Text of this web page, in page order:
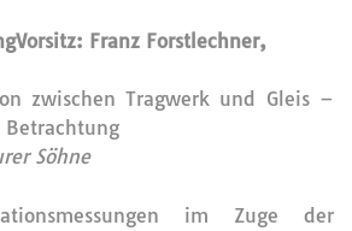
Vorsitz: Franz Forstlechner,
zwischen Tragwerk und Gleis –
Söhne
im Zuge der